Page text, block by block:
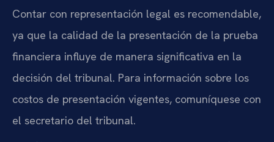
Contar con representación legal es recomendable,
ya que la calidad de la presentación de la prueba
financiera influye de manera significativa en la
decisión del tribunal. Para información sobre los
costos de presentación vigentes, comuníquese con
el secretario del tribunal.